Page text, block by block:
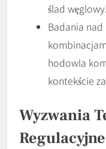
ślad węglowy.
Badania
hodowla
kontekście
Wyzwania